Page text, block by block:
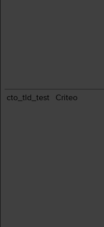
cto_tld_test Criteo